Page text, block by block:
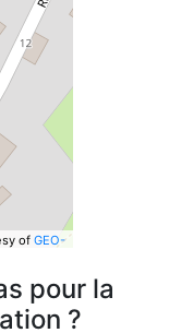
of GEO-
pour la
?